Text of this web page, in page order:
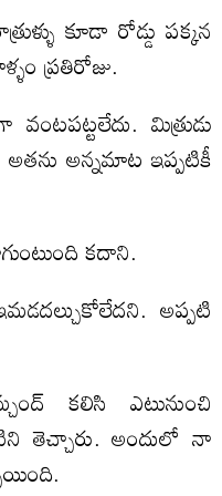
కూడా రోడ్డు పక్కన
ప్రతిరోజు.
మిత్రుడు
అన్నమాట ఇప్పటికీ
కదాని.
అప్పటి
కలిసి ఎటునుంచి
తెచ్చారు. అందులో నా